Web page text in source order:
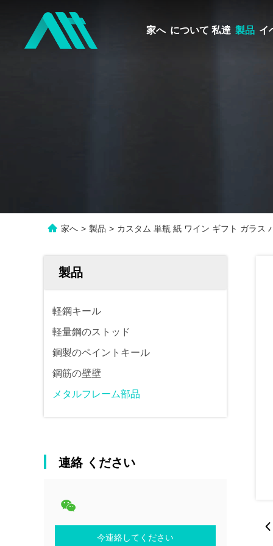
家へ について 私達 製品 イ
家へ > 製品 > カスタム 単瓶 紙 ワイン ギフト ガラス
製品
軽鋼キール
軽量鋼のストッド
鋼製のペイントキール
鋼筋の壁壁
メタルフレーム部品
連絡 ください
今連絡してください